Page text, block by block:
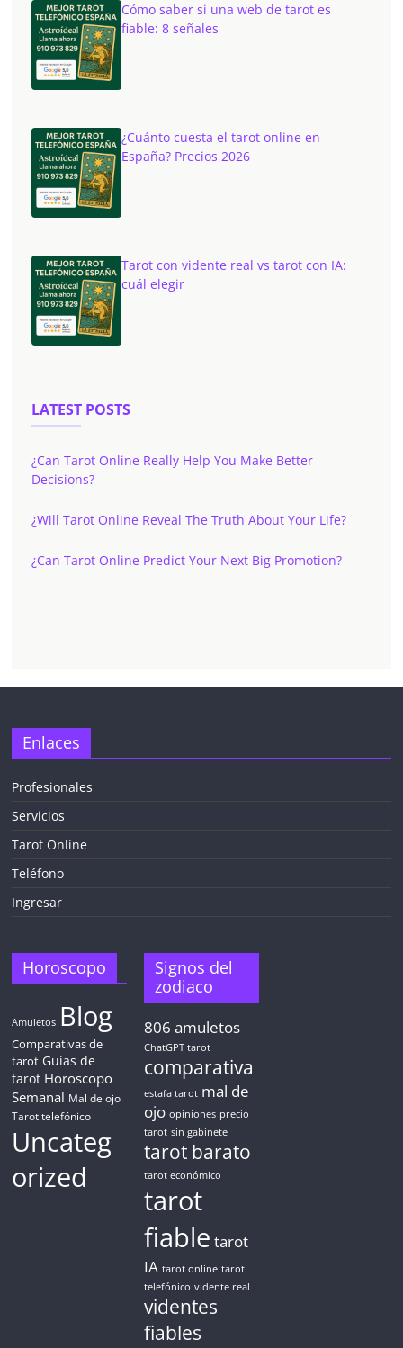
Cómo saber si una web de tarot es
fiable: 8 señales
¿Cuánto cuesta el tarot online en
España? Precios 2026
Tarot con vidente real vs tarot con IA:
cuál elegir
LATEST POSTS
¿Can Tarot Online Really Help You Make Better
Decisions?
¿Will Tarot Online Reveal The Truth About Your Life?
¿Can Tarot Online Predict Your Next Big Promotion?
TAROT GRATIS
✓ Sin cargos automáticos. El chat se detiene al finalizar el
crédito
Enlaces
Profesionales
Servicios
Tarot Online
Teléfono
Ingresar
Horoscopo
Amuletos Blog
Comparativas de
tarot Guías de
tarot Horoscopo
Semanal Mal de ojo
Tarot telefónico
Uncateg
orized
Signos del
zodiaco
806 amuletos
ChatGPT tarot
comparativa
estafa tarot mal de
ojo opiniones precio
tarot sin gabinete
tarot barato
tarot económico
tarot
fiable tarot
IA tarot online tarot
telefónico vidente real
videntes
fiables